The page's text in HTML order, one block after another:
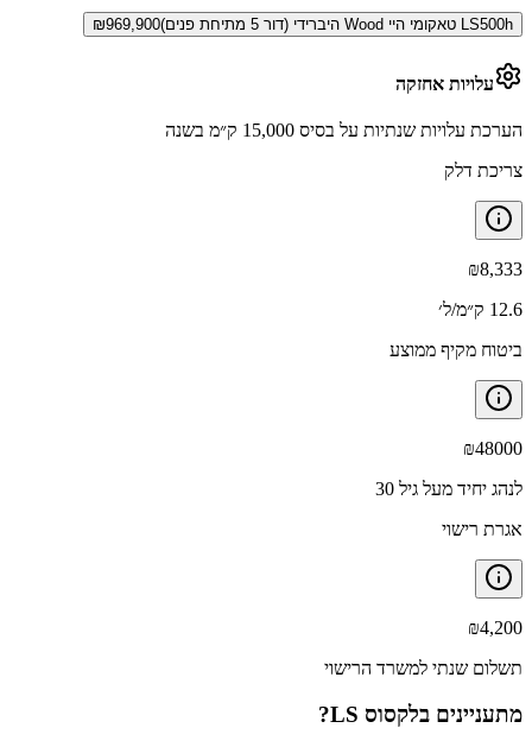
LS500h טאקומי היי Wood היברידי (דור 5 מתיחת פנים) ₪969,900
עלויות אחזקה
הערכת עלויות שנתיות על בסיס 15,000 ק״מ בשנה
צריכת דלק
₪8,333
12.6 ק״מ/ל׳
ביטוח מקיף ממוצע
₪48000
לנהג יחיד מעל גיל 30
אגרת רישוי
₪4,200
תשלום שנתי למשרד הרישוי
מתעניינים בלקסוס LS ?